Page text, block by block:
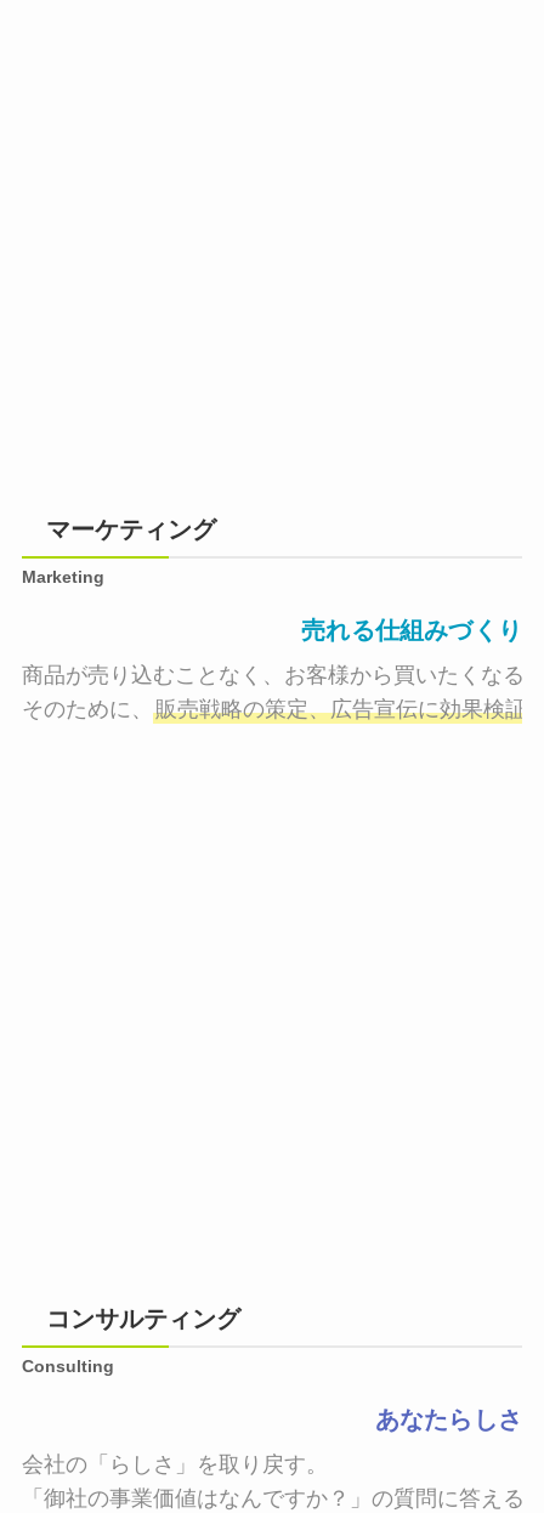
マーケティング
Marketing
売れる仕組みづくり
商品が売り込むことなく、お客様から買いたくなる
そのために、 販売戦略の策定、広告宣伝に効果検証
コンサルティング
Consulting
あなたらしさ
会社の「らしさ」を取り戻す。
「御社の事業価値はなんですか？」の質問に答える